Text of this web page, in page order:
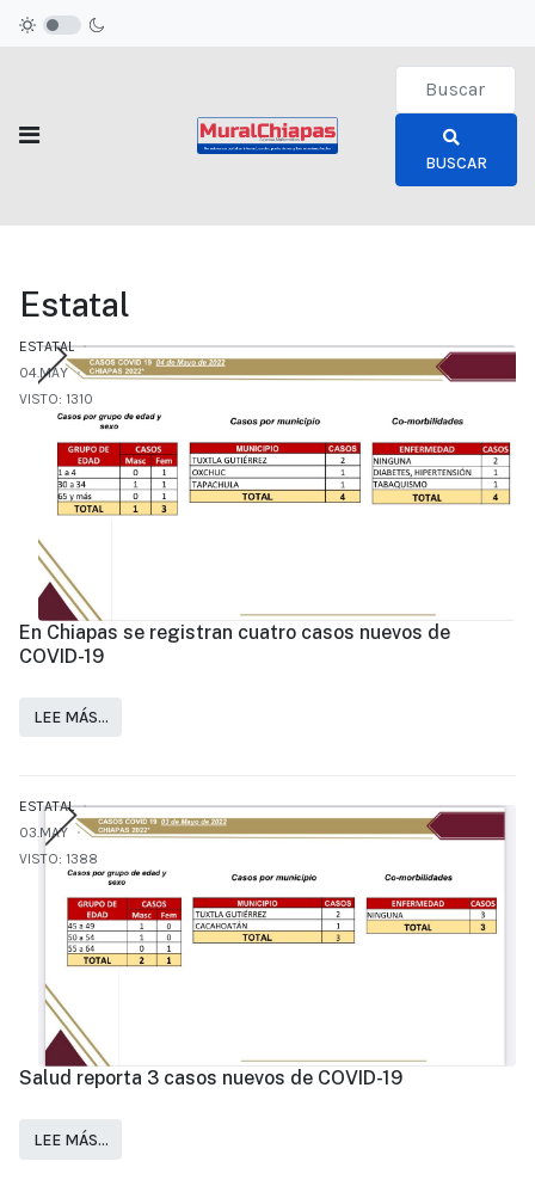
Type 2 or
BUSCAR
Estatal
ESTATAL
04.MAY
VISTO: 1310
En Chiapas se registran cuatro casos nuevos de
COVID-19
LEE MÁS…
ESTATAL
03.MAY
VISTO: 1388
Salud reporta 3 casos nuevos de COVID-19
LEE MÁS…